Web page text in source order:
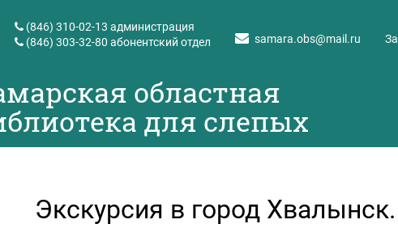
(846) 310-02-13 администрация
(846) 303-32-80 абонентский отдел samara.obs@mail.ru
областная
для слепых
Экскурсия в город Хвалынск.